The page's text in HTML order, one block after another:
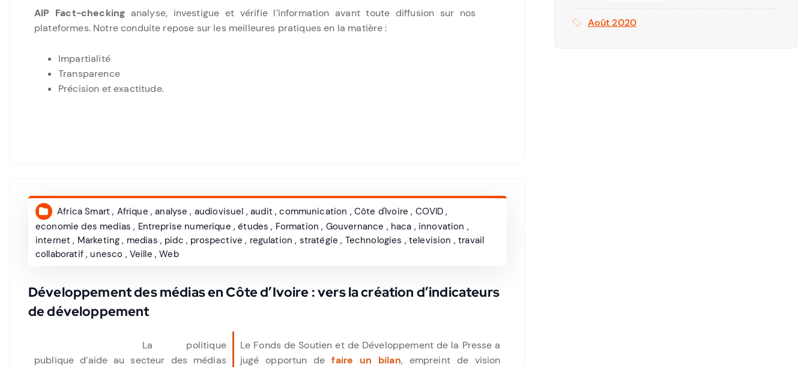
AIP Fact-checking analyse, investigue et vérifie l’information avant toute diffusion sur nos
plateformes. Notre conduite repose sur les meilleures pratiques en la matière :
Impartialité
Transparence
Précision et exactitude.
Africa Smart , Afrique ,analyse , audiovisuel ,audit,communication , Côte d'Ivoire , COVID ,
economie des medias , Entreprise numerique ,études , Formation , Gouvernance , haca , innovation ,
internet , Marketing , medias , pidc , prospective , regulation , stratégie , Technologies , television ,travail
collaboratif,unesco , Veille ,Web
Développement des médias en Côte d’Ivoire : vers la création d’indicateurs
de développement
La politique
publique d’aide au secteur des médias
Le Fonds de Soutien et de Développement de la Presse a
jugé opportun defaire un bilan, empreint de vision
Août 2020